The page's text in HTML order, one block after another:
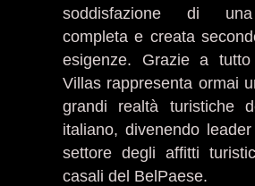
soddisfazione di
completa e creata
esigenze. Grazie a
Villas rappresenta ormai
grandi realtà turistiche
italiano, divenendo
settore degli affitti
casali del BelPaese.